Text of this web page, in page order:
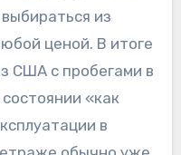
из
ценой. В итоге
США с пробегами в
«как
в